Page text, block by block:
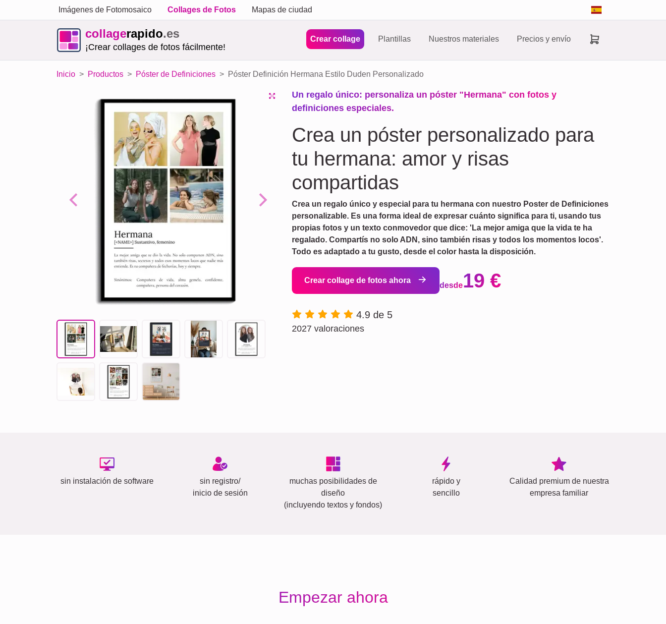
Imágenes de Fotomosaico Collages de Fotos Mapas de ciudad
collagerapido.es
¡Crear collages de fotos fácilmente!
Crear collage Plantillas Nuestros materiales Precios y envío
Inicio Productos Póster de Definiciones Póster Definición Hermana Estilo Duden Personalizado
Previous Next
Un regalo único: personaliza un póster "Hermana" con fotos y
definiciones especiales.
Crea un póster personalizado para
tu hermana: amor y risas
compartidas
Crea un regalo único y especial para tu hermana con nuestro Poster de Definiciones
personalizable. Es una forma ideal de expresar cuánto significa para ti, usando tus
propias fotos y un texto conmovedor que dice: 'La mejor amiga que la vida te ha
regalado. Compartís no solo ADN, sino también risas y todos los momentos locos'.
Todo es adaptado a tu gusto, desde el color hasta la disposición.
Crear collage de fotos ahora
desde19 €
4.9 de 5
2027 valoraciones
sin instalación de software
sin registro/
inicio de sesión
muchas posibilidades de
diseño
(incluyendo textos y fondos)
rápido y
sencillo
Calidad premium de nuestra
empresa familiar
Empezar ahora